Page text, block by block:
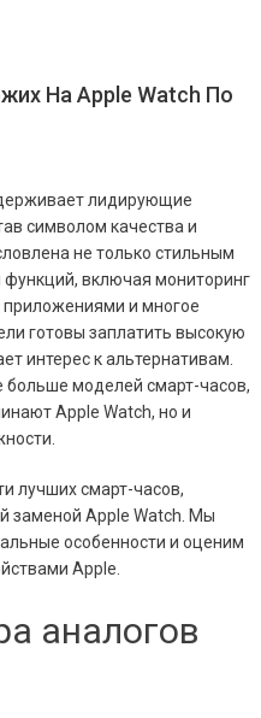
На Apple Watch По
лидирующие
символом качества и
не только стильным
включая мониторинг
приложениями и многое
готовы заплатить высокую
интерес к альтернативам.
больше моделей смарт-часов,
Apple Watch, но и
лучших смарт-часов,
заменой Apple Watch. Мы
особенности и оценим
Apple.
аналогов